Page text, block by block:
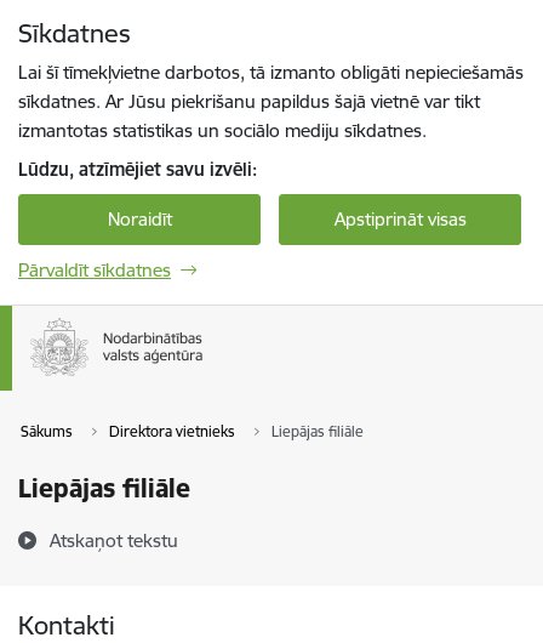
Sīkdatnes
Lai šī tīmekļvietne darbotos, tā izmanto obligāti nepieciešamās
sīkdatnes. Ar Jūsu piekrišanu papildus šajā vietnē var tikt
izmantotas statistikas un sociālo mediju sīkdatnes.
Lūdzu, atzīmējiet savu izvēli:
Noraidīt Apstiprināt visas
Pārvaldīt sīkdatnes
Sākums Direktora vietnieks Liepājas filiāle
Liepājas filiāle
Atskaņot tekstu
Kontakti